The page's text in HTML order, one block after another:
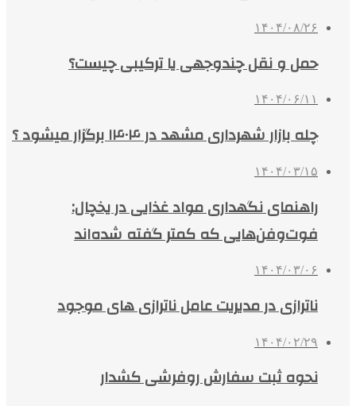
۱۴۰۴/۰۸/۲۶
حمل و نقل چندوجهی یا ترکیبی چیست؟
۱۴۰۴/۰۶/۱۱
چله بازار شهرداری مشهد در ۱۴۰۴ برگزار میشود ؟
۱۴۰۴/۰۳/۱۵
راهنمای نگهداری مواد غذایی در یخچال:
فوت‌وفن‌هایی که کمتر گفته شده‌اند
۱۴۰۴/۰۳/۰۶
ناترازی در مدیریت عامل ناترازی های موجود
۱۴۰۴/۰۲/۲۹
نحوه ثبت سفارش روفرشی کشدار